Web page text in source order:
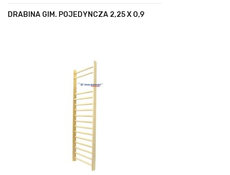
DRABINA GIM. POJEDYNCZA 2,25 X 0,9